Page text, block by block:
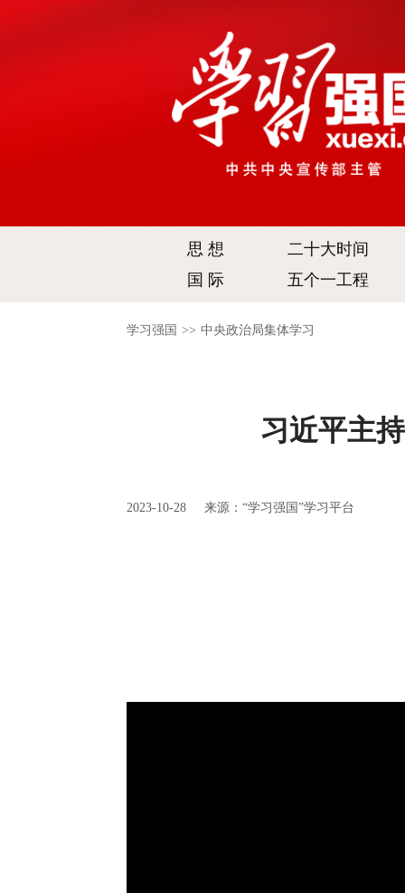
思 想
二十大时间
国 际
五个一工程
学习强国 >> 中央政治局集体学习
习近平主
2023-10-28 来源：“学习强国”学习平台